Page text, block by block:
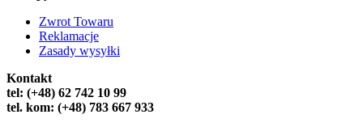
Zwrot Towaru
Reklamacje
Zasady wysyłki
Kontakt
tel: (+48) 62 742 10 99
tel. kom: (+48) 783 667 933